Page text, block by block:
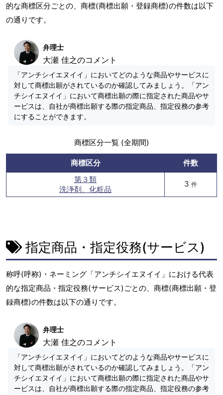
的な商標区分ごとの、商標(商標出願・登録商標)の件数は以下
の通りです。
弁理士
大瀬 佳之のコメント
「アンチシイエヌイイ」においてどのような商品やサービスに
対して商標出願がされているのか確認してみましょう。「アン
チシイエヌイイ」において商標出願の際に指定された商品やサ
ービスは、自社が商標出願する際の指定商品、指定役務の参考
にすることができます。
商標区分一覧 (全期間)
商標区分
件数
第３類
洗浄剤、化粧品
3 件
指定商品・指定役務(サービス)
称呼(呼称)・ネーミング「アンチシイエヌイイ」における代表
的な指定商品・指定役務(サービス)ごとの、商標(商標出願・登
録商標)の件数は以下の通りです。
弁理士
大瀬 佳之のコメント
「アンチシイエヌイイ」においてどのような商品やサービスに
対して商標出願がされているのか確認してみましょう。「アン
チシイエヌイイ」において商標出願の際に指定された商品やサ
ービスは、自社が商標出願する際の指定商品、指定役務の参考